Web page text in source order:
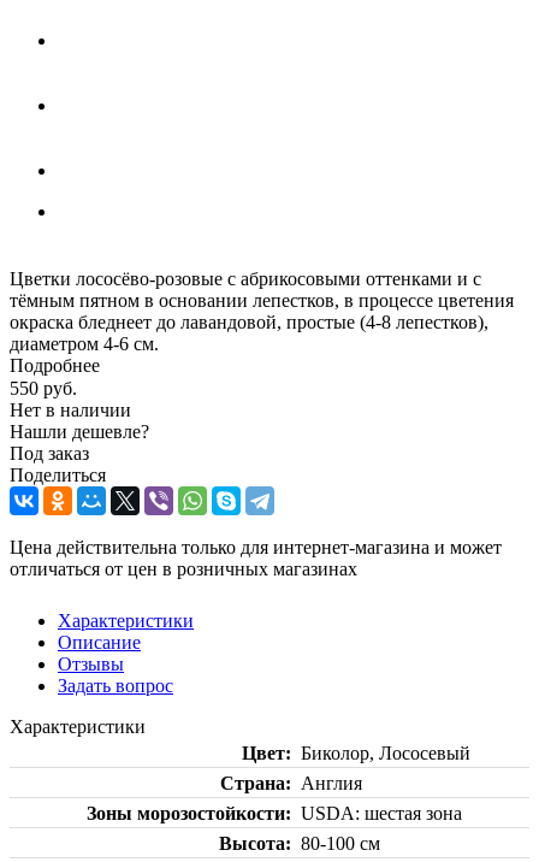
Цветки лососёво-розовые с абрикосовыми оттенками и с
тёмным пятном в основании лепестков, в процессе цветения
окраска бледнеет до лавандовой, простые (4-8 лепестков),
диаметром 4-6 см.
Подробнее
550 руб.
Нет в наличии
Нашли дешевле?
Под заказ
Поделиться
Цена действительна только для интернет-магазина и может
отличаться от цен в розничных магазинах
Характеристики
Описание
Отзывы
Задать вопрос
Характеристики
Цвет
Биколор, Лососевый
Страна
Англия
Зоны морозостойкости
USDA: шестая зона
Высота
80-100 см